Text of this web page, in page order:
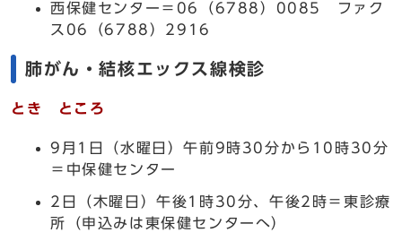
西保健センター＝06（6788）0085 ファク
ス06（6788）2916
肺がん・結核エックス線検診
とき ところ
9月1日（水曜日）午前9時30分から10時30分
＝中保健センター
2日（木曜日）午後1時30分、午後2時＝東診療
所（申込みは東保健センターへ）